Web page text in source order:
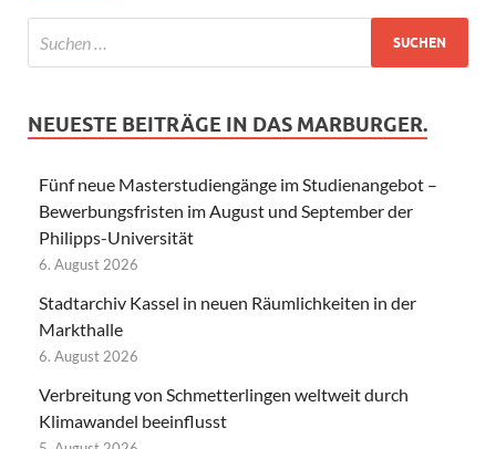
NEUESTE BEITRÄGE IN DAS MARBURGER.
Fünf neue Masterstudiengänge im Studienangebot –
Bewerbungsfristen im August und September der
Philipps-Universität
6. August 2026
Stadtarchiv Kassel in neuen Räumlichkeiten in der
Markthalle
6. August 2026
Verbreitung von Schmetterlingen weltweit durch
Klimawandel beeinflusst